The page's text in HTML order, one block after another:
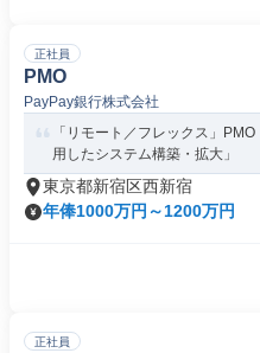
正社員
PMO
PayPay銀行株式会社
「リモート／フレックス」
用したシステム構築・拡大」
東京都新宿区西新宿
年俸1000万円～1200万円
正社員